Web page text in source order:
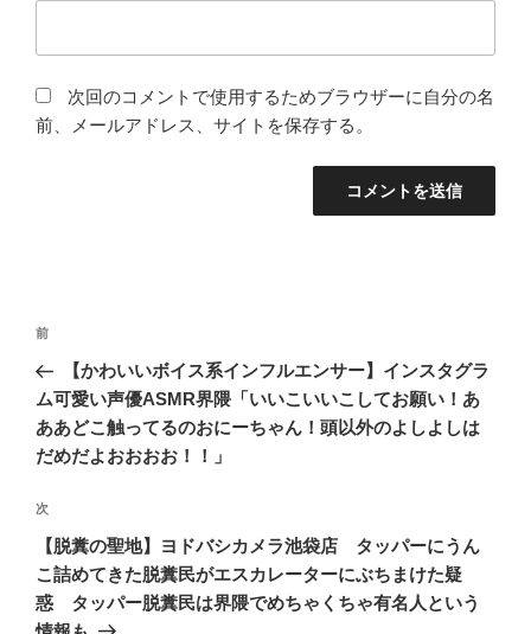
次回のコメントで使用するためブラウザーに自分の名
前、メールアドレス、サイトを保存する。
投
ナ
ビ
ゲ
シ
ョ
ン
前
の
投
稿
前
【かわいいボイス系インフルエンサー】インスタグラ
ム可愛い声優ASMR界隈「いいこいいこしてお願い！あ
ああどこ触ってるのおにーちゃん！頭以外のよしよしは
だめだよおおおお！！」
次
の
投
稿
次
【脱糞の聖地】ヨドバシカメラ池袋店 タッパーにうん
こ詰めてきた脱糞民がエスカレーターにぶちまけた疑
惑 タッパー脱糞民は界隈でめちゃくちゃ有名人という